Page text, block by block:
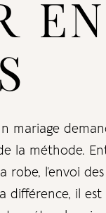
mariage
la méthode.
robe, l’envoi
différence, il est